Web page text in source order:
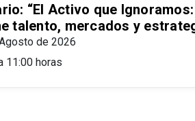
“El Activo que
talento, mercados y
de 2026
11:00 horas